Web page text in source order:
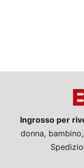
Ingrosso per
donna,